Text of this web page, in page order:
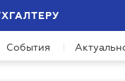
События